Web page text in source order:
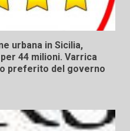
urbana in Sicilia,
44 milioni. Varrica
preferito del governo